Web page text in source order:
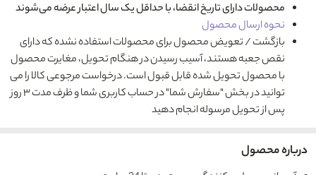
محصولات دارای تاریخ انقضا، با حداقل یک سال اعتبار عرضه می‌شوند
نحوه ارسال محصول
بازگشت / تعویض محصول برای محصولات استفاده نشده که دارای
نقص جعبه هستند، آسیب رسیدن در هنگام تحویل، مغایرت محصول
با محصول تحویل شده قابل قبول است. درخواست مرجوعی کالا را می
توانید در بخش "سفارش شما" در حساب کاربری شما و ظرف مدت ۳ روز
پس از تحویل مرسوله انجام دهید
درباره محصول